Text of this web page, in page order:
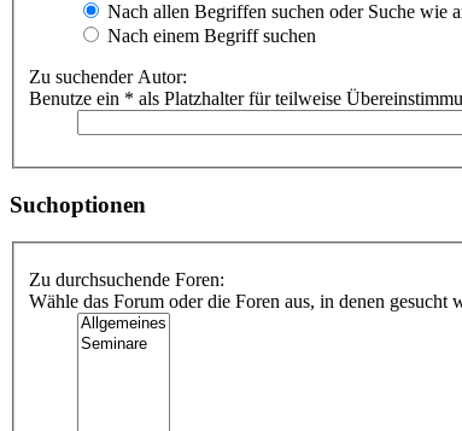
Nach allen Begriffen suchen oder Suche wie
Nach einem Begriff suchen
Zu suchender Autor:
Benutze ein * als Platzhalter für teilweise
Suchoptionen
Zu durchsuchende Foren:
Wähle das Forum oder die Foren aus, in denen